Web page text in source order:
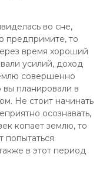
во сне,
предпримите, то
время хороший
усилий, доход
совершенно
планировали в
Не стоит начинать
осознавать,
копает землю, то
попытаться
в этот период